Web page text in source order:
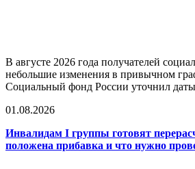
В августе 2026 года получателей
небольшие изменения в привычном
Социальный фонд России уточнил
01.08.2026
Инвалидам I группы готовят
положена прибавка и что нужно